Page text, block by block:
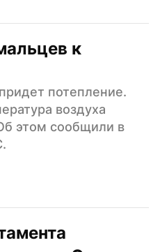
к
потепление.
воздуха
этом сообщили в